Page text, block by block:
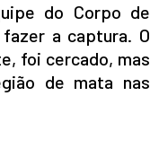
do Corpo de
a captura. O
foi cercado, mas
de mata nas